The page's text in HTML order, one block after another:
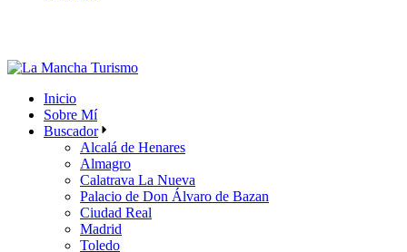
Inicio
Sobre Mí
Buscador
Alcalá de Henares
Almagro
Calatrava La Nueva
Palacio de Don Álvaro de Bazan
Ciudad Real
Madrid
Toledo